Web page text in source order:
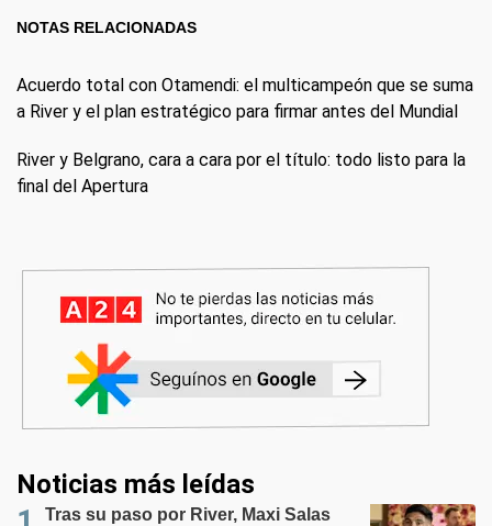
NOTAS RELACIONADAS
Acuerdo total con Otamendi: el multicampeón que se suma
a River y el plan estratégico para firmar antes del Mundial
River y Belgrano, cara a cara por el título: todo listo para la
final del Apertura
Noticias más leídas
Tras su paso por River, Maxi Salas